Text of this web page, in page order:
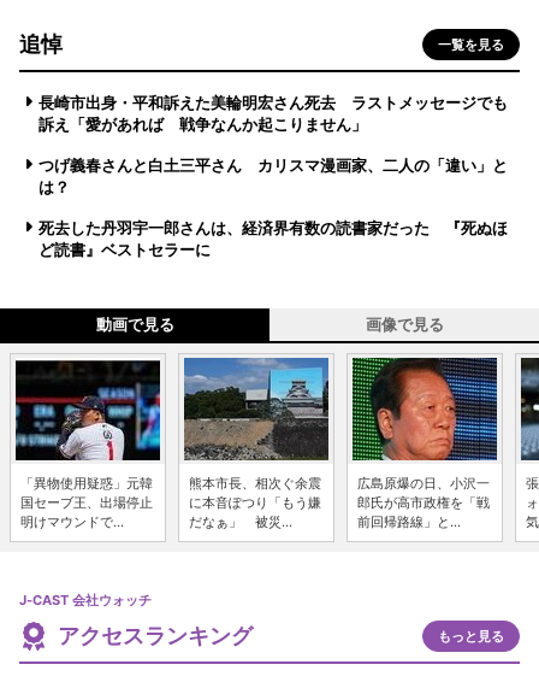
追悼 一覧を見る
長崎市出身・平和訴えた美輪明宏さん死去 ラストメッセージでも
訴え「愛があれば 戦争なんか起こりません」
つげ義春さんと白土三平さん カリスマ漫画家、二人の「違い」と
は？
死去した丹羽宇一郎さんは、経済界有数の読書家だった 『死ぬほ
ど読書』ベストセラーに
動画で見る 画像で見る
「異物使用疑惑」元韓
国セーブ王、出場停止
明けマウンドで...
熊本市長、相次ぐ余震
に本音ぽつり「もう嫌
だなぁ」 被災...
広島原爆の日、小沢一
郎氏が高市政権を「戦
前回帰路線」と...
J-CAST 会社ウォッチ
アクセスランキング もっと見る